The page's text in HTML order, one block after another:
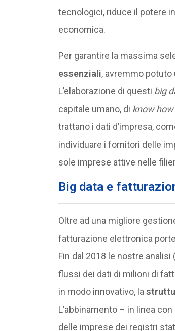
tecnologici, riduce il potere
economica.
Per garantire la massima
essenziali, avremmo potuto
L’elaborazione di questi big
capitale umano, di know how
trattano i dati d’impresa,
individuare i fornitori delle
sole imprese attive nelle
Big data e
Oltre ad una migliore
fatturazione elettronica
Fin dal 2018 le nostre
flussi dei dati di milioni di
in modo innovativo, la
L’abbinamento – in linea
delle imprese dei registri